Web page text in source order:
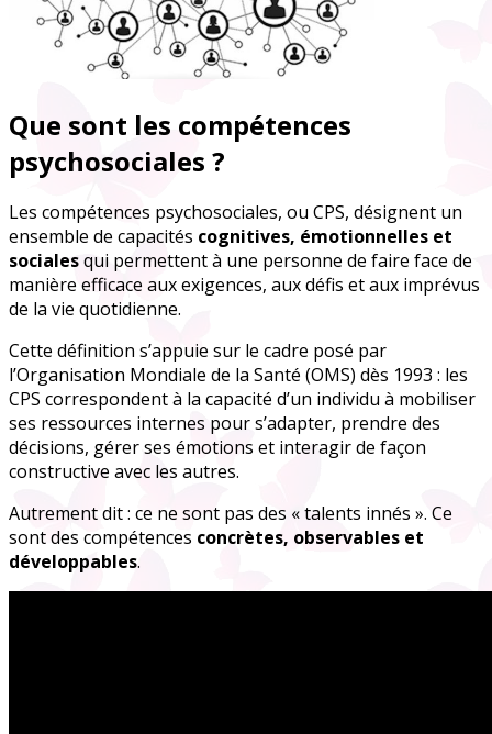
Que sont les compétences
psychosociales ?
Les compétences psychosociales, ou CPS, désignent un
ensemble de capacités cognitives, émotionnelles et
socialesqui permettent à une personne de faire face de
manière efficace aux exigences, aux défis et aux imprévus
de la vie quotidienne.
Cette définition s’appuie sur le cadre posé par
l’Organisation Mondiale de la Santé (OMS) dès 1993 : les
CPS correspondent à la capacité d’un individu à mobiliser
ses ressources internes pour s’adapter, prendre des
décisions, gérer ses émotions et interagir de façon
constructive avec les autres.
Autrement dit : ce ne sont pas des « talents innés ». Ce
sont des compétences concrètes, observables et
développables.